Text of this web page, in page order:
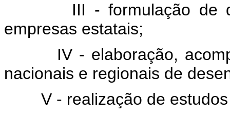
III - formulação de
empresas estatais;
IV - elaboração,
nacionais e regionais de
V - realização de estudos